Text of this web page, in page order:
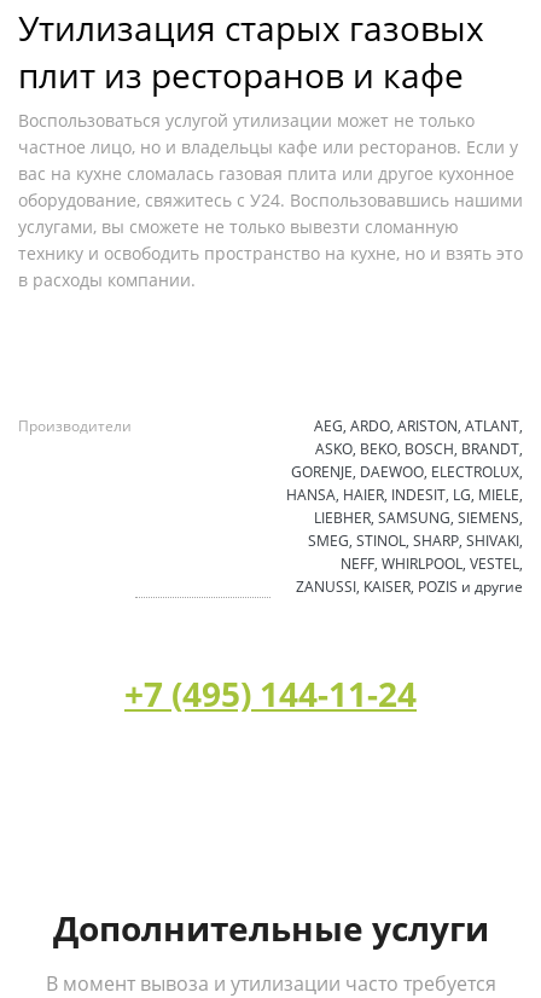
Утилизация старых газовых
плит из ресторанов и кафе
Воспользоваться услугой утилизации может не только
частное лицо, но и владельцы кафе или ресторанов. Если у
вас на кухне сломалась газовая плита или другое кухонное
оборудование, свяжитесь с У24. Воспользовавшись нашими
услугами, вы сможете не только вывезти сломанную
технику и освободить пространство на кухне, но и взять это
в расходы компании.
Производители
AEG, ARDO, ARISTON, ATLANT,
ASKO, BEKO, BOSCH, BRANDT,
GORENJE, DAEWOO, ELECTROLUX,
HANSA, HAIER, INDESIT, LG, MIELE,
LIEBHER, SAMSUNG, SIEMENS,
SMEG, STINOL, SHARP, SHIVAKI,
NEFF, WHIRLPOOL, VESTEL,
ZANUSSI, KAISER, POZIS и другие
+7 (495) 144-11-24
Дополнительные услуги
В момент вывоза и утилизации часто требуется